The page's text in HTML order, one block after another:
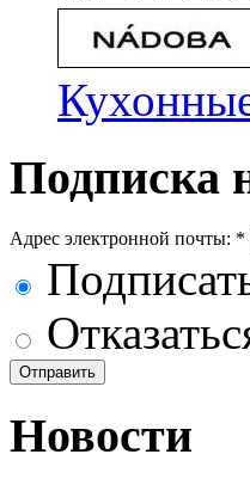
Подписка
Адрес электронной почты: *
Новости